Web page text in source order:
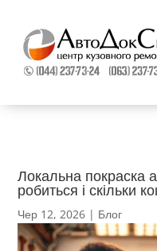
Локальна покраска
робиться і скільки
Чер 12, 2026 | Блог